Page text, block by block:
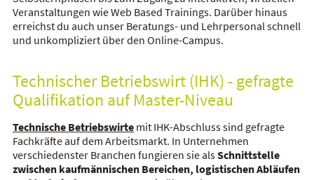
Veranstaltungen wie Web Based Trainings. Darüber hinaus
erreichst du auch unser Beratungs- und Lehrpersonal schnell
und unkompliziert über den Online-Campus.
Technischer Betriebswirt (IHK) - gefragte
Qualifikation auf Master-Niveau
Technische Betriebswirtemit IHK-Abschluss sind gefragte
Fachkräfte auf dem Arbeitsmarkt. In Unternehmen
verschiedenster Branchen fungieren sie alsSchnittstelle
zwischen kaufmännischen Bereichen, logistischen Abläufen